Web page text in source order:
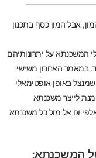
אבל המון כסף בתכנון
המשכנתא על יתרונותיהם
במאמר האחרון משישי
באופן אופטימאלי
מנת לייצר משכנתא
אלפי ₪ אל מול כל משכנתא
של המשכנתא: